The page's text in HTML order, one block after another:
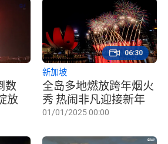
数
放
全岛多地燃放跨年烟火
秀 热闹非凡迎接新年
新加坡
01/01/2025 00:00
06:30